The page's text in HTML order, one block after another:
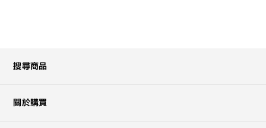
搜尋商品
關於購買